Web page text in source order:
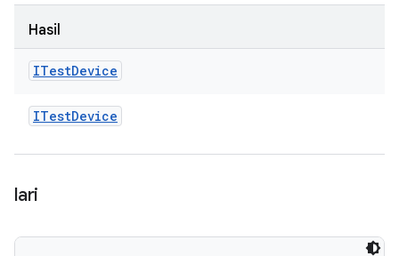
Hasil
ITestDevice
ITestDevice
lari